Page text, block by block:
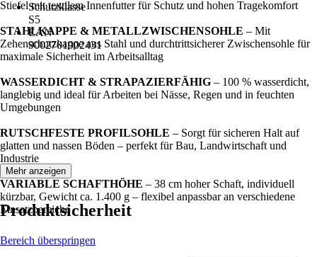
Schutzklasse
S5
EAN
9002701902431
Stiefel mit textilem Innenfutter für Schutz und hohen Tragekomfort
STAHLKAPPE & METALLZWISCHENSOHLE – Mit
Zehenschutzkappe aus Stahl und durchtrittsicherer Zwischensohle für
maximale Sicherheit im Arbeitsalltag
WASSERDICHT & STRAPAZIERFÄHIG – 100 % wasserdicht,
langlebig und ideal für Arbeiten bei Nässe, Regen und in feuchten
Umgebungen
RUTSCHFESTE PROFILSOHLE – Sorgt für sicheren Halt auf
glatten und nassen Böden – perfekt für Bau, Landwirtschaft und
Industrie
VARIABLE SCHAFTHÖHE – 38 cm hoher Schaft, individuell
kürzbar, Gewicht ca. 1.400 g – flexibel anpassbar an verschiedene
Einsatzbereiche
Mehr anzeigen
Produktsicherheit
Bereich überspringen